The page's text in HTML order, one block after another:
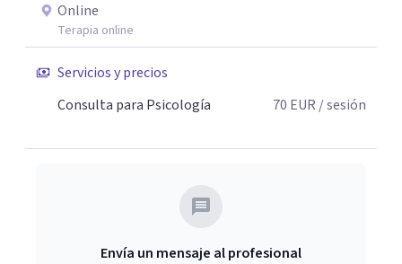
Online
Terapia online
Servicios y precios
Consulta para Psicología
70 EUR / sesión
Envía un mensaje al profesional